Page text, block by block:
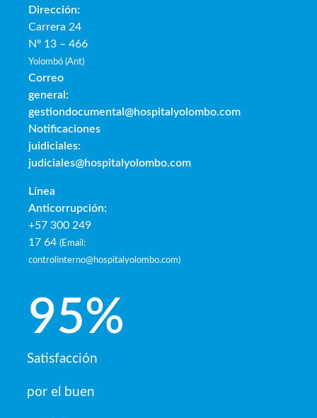
Dirección:
Carrera 24
Nº 13 – 466
Yolombó (Ant)
Correo
general:
gestiondocumental@hospitalyolombo.com
Notificaciones
juidiciales:
judiciales@hospitalyolombo.com
Línea
Anticorrupción:
+57 300 249
17 64 (Email:
controlinterno@hospitalyolombo.com)
Satisfacción
por el buen
95%